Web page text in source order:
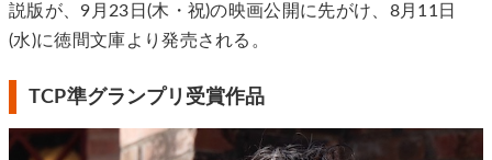
説版が、9月23日(木・祝)の映画公開に先がけ、8月11日
(水)に徳間文庫より発売される。
TCP準グランプリ受賞作品